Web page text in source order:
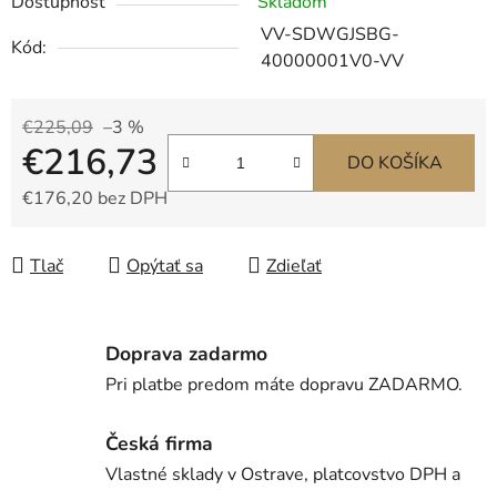
Kód:
VV-SDWGJSBG-
40000001V0-VV
€225,09 –3 %
€216,73
€176,20 bez DPH
DO KOŠÍKA
Tlač Opýtať sa Zdieľať
Doprava zadarmo
Pri platbe predom máte dopravu ZADARMO.
Česká firma
Vlastné sklady v Ostrave, platcovstvo DPH a